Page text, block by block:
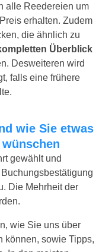
alle Reedereien um
erhalten. Zudem
die ähnlich zu
Überblick
Desweiteren wird
falls eine frühere
gewählt und
Die Mehrheit der
wie Sie uns über
können, sowie Tipps,